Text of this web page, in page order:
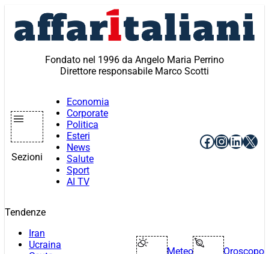
contenuto
Fondato nel 1996 da Angelo Maria Perrino
Direttore responsabile Marco Scotti
Sezioni
Economia
Corporate
Politica
Esteri
News
Salute
Sport
AI TV
Facebook
X
Tendenze
Iran
Ucraina
Meteo Oroscopo